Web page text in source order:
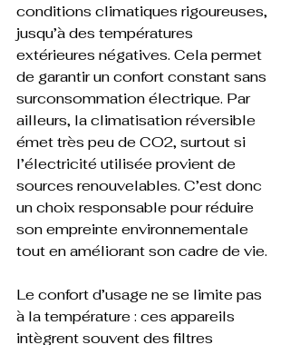
conditions climatiques rigoureuses,
jusqu’à des températures
extérieures négatives. Cela permet
de garantir un confort constant sans
surconsommation électrique. Par
ailleurs, la climatisation réversible
émet très peu de CO2, surtout si
l’électricité utilisée provient de
sources renouvelables. C’est donc
un choix responsable pour réduire
son empreinte environnementale
tout en améliorant son cadre de vie.
Le confort d’usage ne se limite pas
à la température : ces appareils
intègrent souvent des filtres